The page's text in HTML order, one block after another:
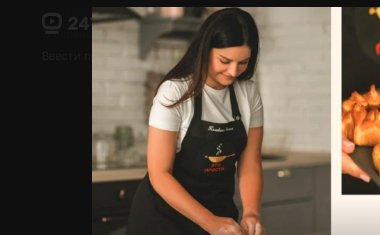
Поддержка:support@24h.tv
Пользовательское соглашение Политика
Ввести промокод
Установить на ТВ Бесплатные